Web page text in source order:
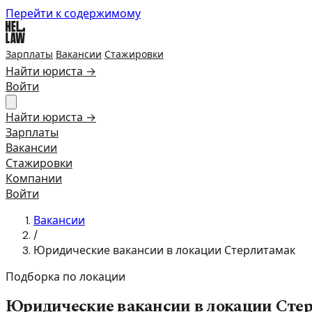
Перейти к содержимому
Зарплаты Вакансии Стажировки
Найти юриста →
Войти
Найти юриста →
Зарплаты
Вакансии
Стажировки
Компании
Войти
Вакансии
/
Юридические вакансии в локации Стерлитамак
Подборка по локации
Юридические вакансии в локации